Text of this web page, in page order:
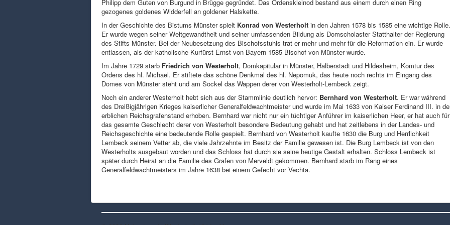
Philipp dem Guten von Burgund in Brügge gegründet. Das Ordenskleinod bestand aus einem durch einen Ring
gezogenes goldenes Widderfell an goldener Halskette.
In der Geschichte des Bistums Münster spielt Konrad von Westerholt in den Jahren 1578 bis 1585 eine wichtige Rolle.
Er wurde wegen seiner Weltgewandtheit und seiner umfassenden Bildung als Domscholaster Statthalter der Regierung
des Stifts Münster. Bei der Neubesetzung des Bischofsstuhls trat er mehr und mehr für die Reformation ein. Er wurde
entlassen, als der katholische Kurfürst Ernst von Bayern 1585 Bischof von Münster wurde.
Im Jahre 1729 starb Friedrich von Westerholt, Domkapitular in Münster, Halberstadt und Hildesheim, Komtur des
Ordens des hl. Michael. Er stiftete das schöne Denkmal des hl. Nepomuk, das heute noch rechts im Eingang des
Domes von Münster steht und am Sockel das Wappen derer von Westerholt-Lembeck zeigt.
Noch ein anderer Westerholt hebt sich aus der Stammlinie deutlich hervor: Bernhard von Westerholt. Er war während
des Dreißigjährigen Krieges kaiserlicher Generalfeldwachtmeister und wurde im Mai 1633 von Kaiser Ferdinand III. in
erblichen Reichsgrafenstand erhoben. Bernhard war nicht nur ein tüchtiger Anführer im kaiserlichen Heer, er hat auch für
das gesamte Geschlecht derer von Westerholt besondere Bedeutung gehabt und hat zeitlebens in der Landes- und
Reichsgeschichte eine bedeutende Rolle gespielt. Bernhard von Westerholt kaufte 1630 die Burg und Herrlichkeit
Lembeck seinem Vetter ab, die viele Jahrzehnte im Besitz der Familie gewesen ist. Die Burg Lembeck ist von den
Westerholts ausgebaut worden und das Schloss hat durch sie seine heutige Gestalt erhalten. Schloss Lembeck ist
später durch Heirat an die Familie des Grafen von Merveldt gekommen. Bernhard starb im Rang eines
Generalfeldwachtmeisters im Jahre 1638 bei einem Gefecht vor Vechta.